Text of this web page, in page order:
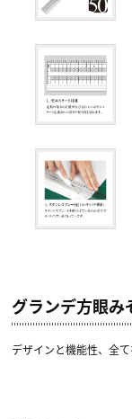
グランデ方眼
デザインと機能性、全